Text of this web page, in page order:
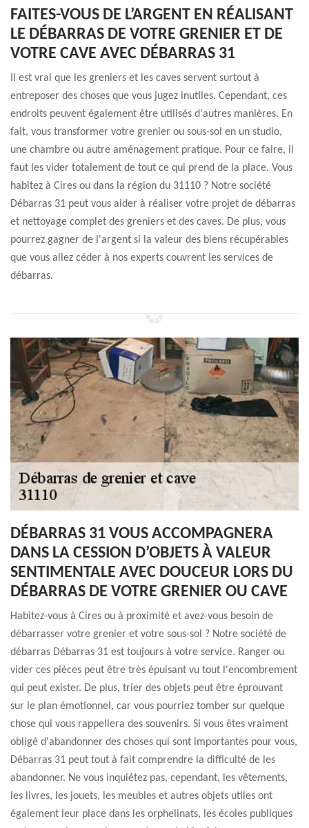
FAITES-VOUS DE L’ARGENT EN RÉALISANT
LE DÉBARRAS DE VOTRE GRENIER ET DE
VOTRE CAVE AVEC DÉBARRAS 31
Il est vrai que les greniers et les caves servent surtout à
entreposer des choses que vous jugez inutiles. Cependant, ces
endroits peuvent également être utilisés d'autres manières. En
fait, vous transformer votre grenier ou sous-sol en un studio,
une chambre ou autre aménagement pratique. Pour ce faire, il
faut les vider totalement de tout ce qui prend de la place. Vous
habitez à Cires ou dans la région du 31110 ? Notre société
Débarras 31 peut vous aider à réaliser votre projet de débarras
et nettoyage complet des greniers et des caves. De plus, vous
pourrez gagner de l'argent si la valeur des biens récupérables
que vous allez céder à nos experts couvrent les services de
débarras.
DÉBARRAS 31 VOUS ACCOMPAGNERA
DANS LA CESSION D’OBJETS À VALEUR
SENTIMENTALE AVEC DOUCEUR LORS DU
DÉBARRAS DE VOTRE GRENIER OU CAVE
Habitez-vous à Cires ou à proximité et avez-vous besoin de
débarrasser votre grenier et votre sous-sol ? Notre société de
débarras Débarras 31 est toujours à votre service. Ranger ou
vider ces pièces peut être très épuisant vu tout l'encombrement
qui peut exister. De plus, trier des objets peut être éprouvant
sur le plan émotionnel, car vous pourriez tomber sur quelque
chose qui vous rappellera des souvenirs. Si vous êtes vraiment
obligé d'abandonner des choses qui sont importantes pour vous,
Débarras 31 peut tout à fait comprendre la difficulté de les
abandonner. Ne vous inquiétez pas, cependant, les vêtements,
les livres, les jouets, les meubles et autres objets utiles ont
également leur place dans les orphelinats, les écoles publiques